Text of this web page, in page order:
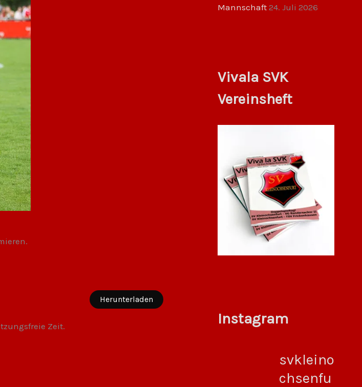
Herunterladen
Zeit.
Mannschaft 24. Juli 2026
Vivala SVK
Vereinsheft
Instagram
svkleino
chsenfu